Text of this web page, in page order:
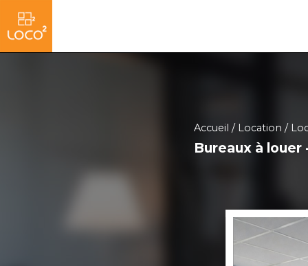
Bureaux à louer
Accueil Location